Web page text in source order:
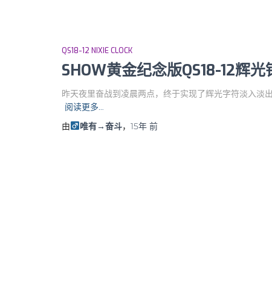
QS18-12 NIXIE CLOCK
SHOW黄金纪念版QS18-12辉
昨天夜里奋战到凌晨两点，终于实现了辉光字符淡入淡
阅读更多…
由
唯有→奋斗， 15年前